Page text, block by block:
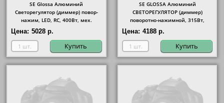
SE Glossa Алюминий
Светорегулятор (диммер) повор-
нажим, LED, RC, 400Вт, мех.
Цена: 5028 р.
Купить
SE GLOSSA Алюминий
СВЕТОРЕГУЛЯТОР (диммер)
поворотно-нажимной, 315Вт,
механизм
Цена: 4188 р.
Купить